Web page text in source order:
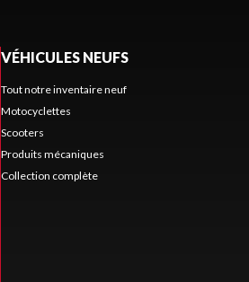
VÉHICULES NEUFS
Tout notre inventaire neuf
Motocyclettes
Scooters
Produits mécaniques
Collection complète